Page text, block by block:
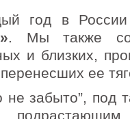
год в
. Мы также
и близких,
ее
не забыто”, под